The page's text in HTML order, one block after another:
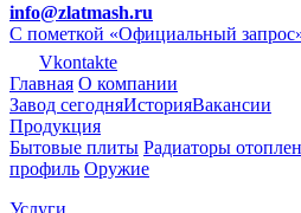
info@zlatmash.ru
С пометкой «Официальный
Vkontakte
Главная О компании
Завод сегодняИсторияВакансии
Продукция
Бытовые плиты Радиаторы
профиль Оружие
Услуги